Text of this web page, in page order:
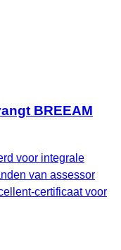
BREEAM
voor integrale
van assessor
voor